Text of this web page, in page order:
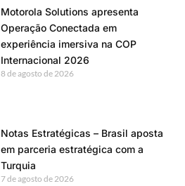
Motorola Solutions apresenta
Operação Conectada em
experiência imersiva na COP
Internacional 2026
8 de agosto de 2026
Notas Estratégicas – Brasil aposta
em parceria estratégica com a
Turquia
7 de agosto de 2026